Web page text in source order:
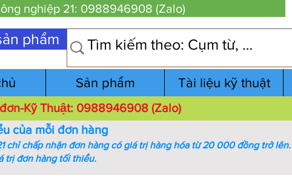
nghiệp 21: 0988946908 (Zalo)
phẩm
Sản phẩm Tài liệu kỹ thuật
Kỹ Thuật: 0988946908 (Zalo)
của mỗi đơn hàng
chỉ chấp nhận đơn hàng có giá trị hàng hóa từ 20 000 đồng trở lên.
trị đơn hàng tối thiểu.